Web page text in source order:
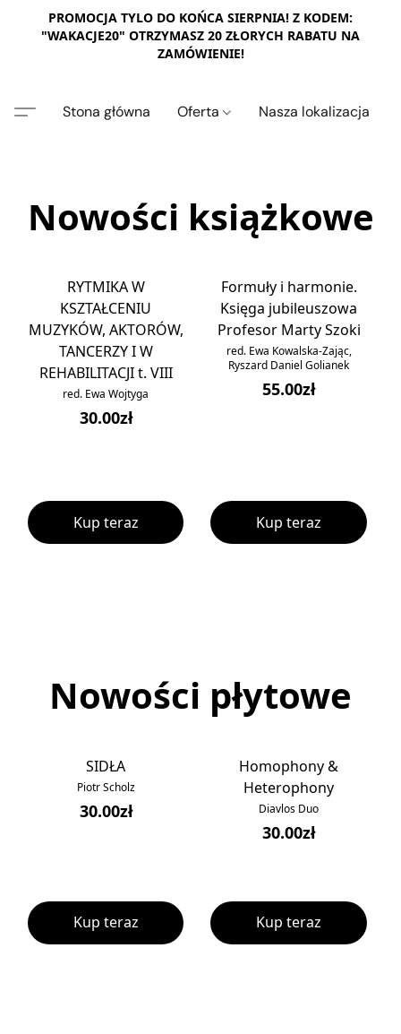
PROMOCJA TYLO DO KOŃCA SIERPNIA! Z KODEM:
"WAKACJE20" OTRZYMASZ 20 ZŁORYCH RABATU NA
ZAMÓWIENIE!
Stona główna Oferta Nasza lokalizacja
Nowości książkowe
RYTMIKA W
KSZTAŁCENIU
MUZYKÓW, AKTORÓW,
TANCERZY I W
REHABILITACJI t. VIII
red. Ewa Wojtyga
30.00zł
Kup teraz
Formuły i harmonie.
Księga jubileuszowa
Profesor Marty Szoki
red. Ewa Kowalska-Zając,
Ryszard Daniel Golianek
55.00zł
Kup teraz
Nowości płytowe
SIDŁA
Piotr Scholz
30.00zł
Kup teraz
Homophony &
Heterophony
Diavlos Duo
30.00zł
Kup teraz